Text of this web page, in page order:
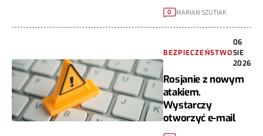
0 MARIAN SZUTIAK
BEZPIECZEŃSTWO
06
SIE
2026
Rosjanie z nowym
atakiem.
Wystarczy
otworzyć e-mail